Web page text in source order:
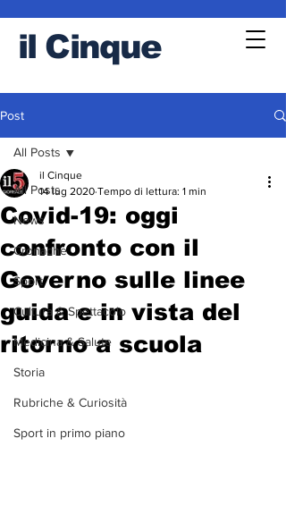
il Cinque
Post
All Posts
News
Cronache
Sport
Cultura & Spettacolo
Medicina & Salute
Storia
Rubriche & Curiosità
Sport in primo piano
All Posts
Covid-19: oggi
confronto con il
Governo sulle linee
guida e in vista del
ritorno a scuola
il Cinque
14 lug 2020 Tempo di lettura: 1 min